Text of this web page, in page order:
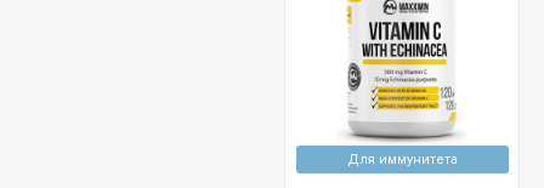
Для иммунитета